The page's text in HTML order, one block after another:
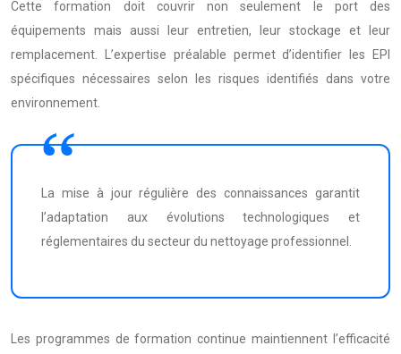
Cette formation doit couvrir non seulement le port des
équipements mais aussi leur entretien, leur stockage et leur
remplacement. L’expertise préalable permet d’identifier les EPI
spécifiques nécessaires selon les risques identifiés dans votre
environnement.
La mise à jour régulière des connaissances garantit
l’adaptation aux évolutions technologiques et
réglementaires du secteur du nettoyage professionnel.
Les programmes de formation continue maintiennent l’efficacité